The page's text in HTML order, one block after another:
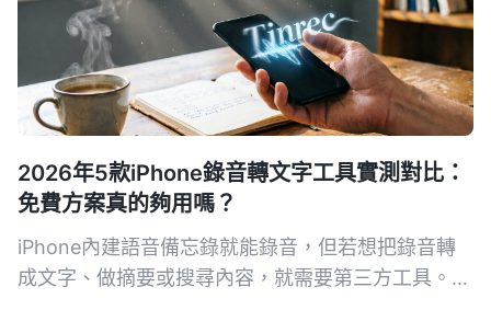
2026年5款iPhone錄音轉文字工具實測對比：
免費方案真的夠用嗎？
iPhone內建語音備忘錄就能錄音，但若想把錄音轉
成文字、做摘要或搜尋內容，就需要第三方工具。本